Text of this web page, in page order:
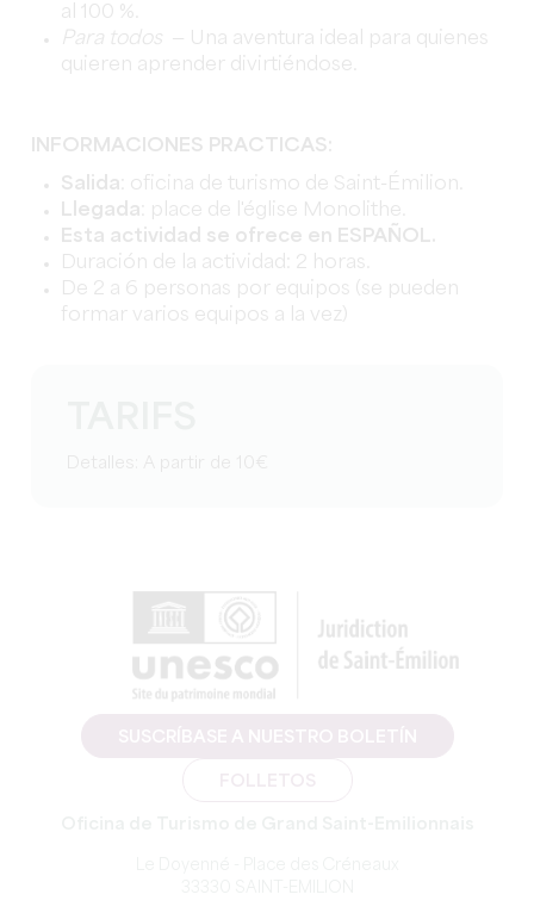
al 100 %.
Para todos — Una aventura ideal para quienes
quieren aprender divirtiéndose.
INFORMACIONES PRACTICAS:
Salida : oficina de turismo de Saint- Émilion.
Llegada : place de l'église Monolithe.
Esta actividad se ofrece en ESPA Ñ OL.
Duración de la actividad: 2 horas.
De 2 a 6 personas por equipos (se pueden
formar varios equipos a la vez)